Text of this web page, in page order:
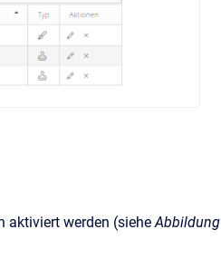
aktiviert werden (sieheAbbildung